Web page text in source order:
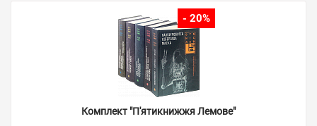
- 20%
Комплект "П'ятикнижжя Лемове"